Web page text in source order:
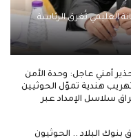
العليمي تُغرق الرئاسة
انذار مبكر (3) | تحذير أمني عاجل: وحدة الأمن
هندية تموّل الحوثيين
سلاسل الإمداد عبر
البلاد .. الحوثيون